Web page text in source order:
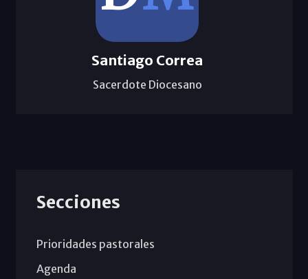
Santiago Correa
Sacerdote Diocesano
Secciones
Prioridades pastorales
Agenda